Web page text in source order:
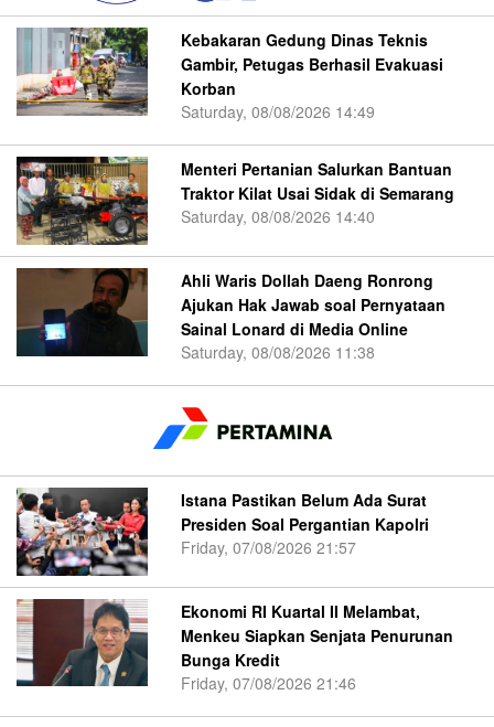
Kebakaran Gedung Dinas Teknis
Gambir, Petugas Berhasil Evakuasi
Korban
Saturday, 08/08/2026 14:49
Menteri Pertanian Salurkan Bantuan
Traktor Kilat Usai Sidak di Semarang
Saturday, 08/08/2026 14:40
Ahli Waris Dollah Daeng Ronrong
Ajukan Hak Jawab soal Pernyataan
Sainal Lonard di Media Online
Saturday, 08/08/2026 11:38
Istana Pastikan Belum Ada Surat
Presiden Soal Pergantian Kapolri
Friday, 07/08/2026 21:57
Ekonomi RI Kuartal II Melambat,
Menkeu Siapkan Senjata Penurunan
Bunga Kredit
Friday, 07/08/2026 21:46